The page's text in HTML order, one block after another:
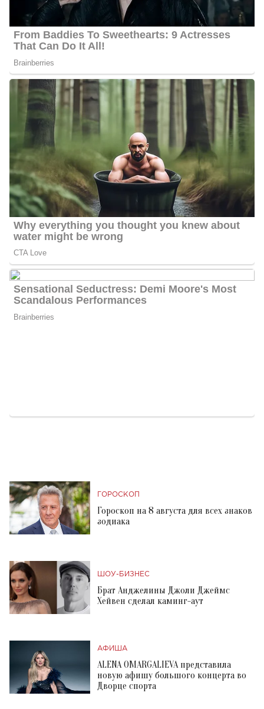
ГОРОСКОП
Гороскоп на 8 августа для всех знаков
зодиака
ШОУ-БИЗНЕС
Брат Анджелины Джоли Джеймс
Хейвен сделал каминг-аут
АФИША
ALENA OMARGALIEVA представила
новую афишу большого концерта во
Дворце спорта